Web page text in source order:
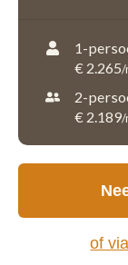
1-
€ 2.265/
2-
€ 2.189/
of